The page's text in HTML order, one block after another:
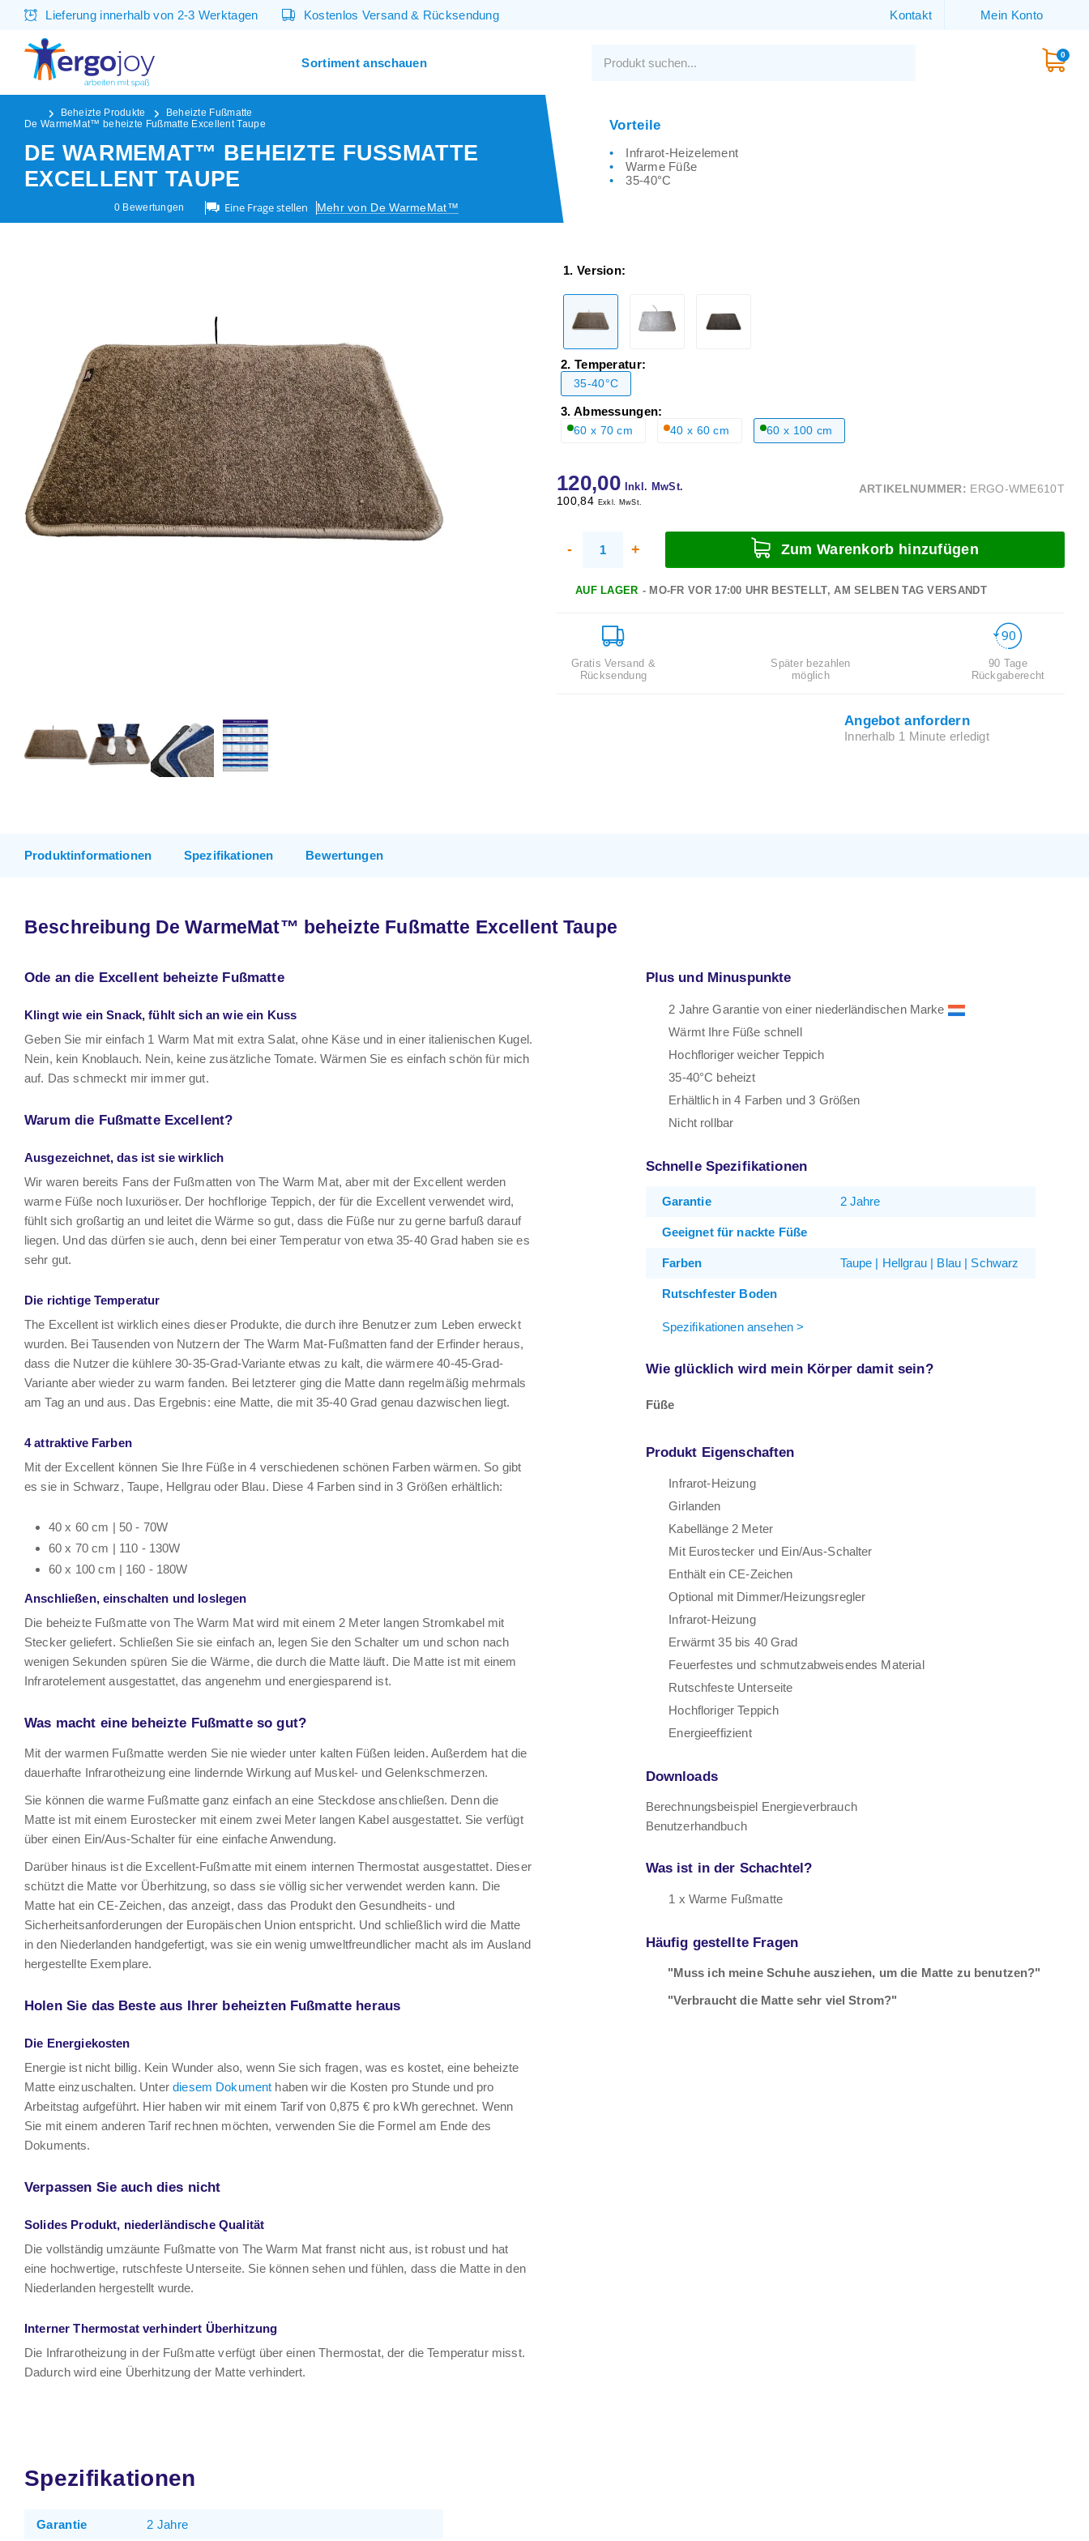
Lieferung innerhalb von 2-3 Werktagen Kostenlos Versand& Rücksendung Kontakt Mein Konto
Sortiment anschauen
0
Beheizte Produkte
Beheizte Fußmatte
De WarmeMat™ beheizte Fußmatte Excellent Taupe
DE WARMEMAT™ BEHEIZTE FUSSMATTE E
XCELLENT TAUPE
0 Bewertungen Eine Frage stellen Mehr von De WarmeMat™
Vorteile
Infrarot-Heizelement
Warme Füße
35-40°C
1. Version:
2. Temperatur:
35-40°C
3. Abmessungen:
60 x 70 cm 40 x 60 cm 60 x 100 cm
120,00
Inkl. MwSt.
100,84 Exkl. MwSt.
ARTIKELNUMMER: ERGO-WME610T
- + Zum Warenkorb hinzufügen
AUF LAGER - MO-FR VOR 17:00 UHR BESTELLT, AM SELBEN TAG VERSANDT
Gratis Versand &
Rücksendung
Später bezahlen
möglich
90 Tage
Rückgaberecht
Angebot anfordern
Innerhalb 1 Minute erledigt
Produktinformationen Spezifikationen Bewertungen
Beschreibung De WarmeMat™ beheizte Fußmatte Excellent Taupe
Ode an die Excellent beheizte Fußmatte
Klingt wie ein Snack, fühlt sich an wie ein Kuss
Geben Sie mir einfach 1 Warm Mat mit extra Salat, ohne Käse und in einer italienischen Kugel.
Nein, kein Knoblauch. Nein, keine zusätzliche Tomate. Wärmen Sie es einfach schön für mich
auf. Das schmeckt mir immer gut.
Warum die Fußmatte Excellent?
Ausgezeichnet, das ist sie wirklich
Wir waren bereits Fans der Fußmatten von The Warm Mat, aber mit der Excellent werden
warme Füße noch luxuriöser. Der hochflorige Teppich, der für die Excellent verwendet wird,
fühlt sich großartig an und leitet die Wärme so gut, dass die Füße nur zu gerne barfuß darauf
liegen. Und das dürfen sie auch, denn bei einer Temperatur von etwa 35-40 Grad haben sie es
sehr gut.
Die richtige Temperatur
The Excellent ist wirklich eines dieser Produkte, die durch ihre Benutzer zum Leben erweckt
wurden. Bei Tausenden von Nutzern der The Warm Mat-Fußmatten fand der Erfinder heraus,
dass die Nutzer die kühlere 30-35-Grad-Variante etwas zu kalt, die wärmere 40-45-Grad-
Variante aber wieder zu warm fanden. Bei letzterer ging die Matte dann regelmäßig mehrmals
am Tag an und aus. Das Ergebnis: eine Matte, die mit 35-40 Grad genau dazwischen liegt.
4 attraktive Farben
Mit der Excellent können Sie Ihre Füße in 4 verschiedenen schönen Farben wärmen. So gibt
es sie in Schwarz, Taupe, Hellgrau oder Blau. Diese 4 Farben sind in 3 Größen erhältlich:
40 x 60 cm | 50 - 70W
60 x 70 cm | 110 - 130W
60 x 100 cm | 160 - 180W
Anschließen, einschalten und loslegen
Die beheizte Fußmatte von The Warm Mat wird mit einem 2 Meter langen Stromkabel mit
Stecker geliefert. Schließen Sie sie einfach an, legen Sie den Schalter um und schon nach
wenigen Sekunden spüren Sie die Wärme, die durch die Matte läuft. Die Matte ist mit einem
Infrarotelement ausgestattet, das angenehm und energiesparend ist.
Was macht eine beheizte Fußmatte so gut?
Mit der warmen Fußmatte werden Sie nie wieder unter kalten Füßen leiden. Außerdem hat die
dauerhafte Infrarotheizung eine lindernde Wirkung auf Muskel- und Gelenkschmerzen.
Sie können die warme Fußmatte ganz einfach an eine Steckdose anschließen. Denn die
Matte ist mit einem Eurostecker mit einem zwei Meter langen Kabel ausgestattet. Sie verfügt
über einen Ein/Aus-Schalter für eine einfache Anwendung.
Darüber hinaus ist die Excellent-Fußmatte mit einem internen Thermostat ausgestattet. Dieser
schützt die Matte vor Überhitzung, so dass sie völlig sicher verwendet werden kann. Die
Matte hat ein CE-Zeichen, das anzeigt, dass das Produkt den Gesundheits- und
Sicherheitsanforderungen der Europäischen Union entspricht. Und schließlich wird die Matte
in den Niederlanden handgefertigt, was sie ein wenig umweltfreundlicher macht als im Ausland
hergestellte Exemplare.
Holen Sie das Beste aus Ihrer beheizten Fußmatte heraus
Die Energiekosten
Energie ist nicht billig. Kein Wunder also, wenn Sie sich fragen, was es kostet, eine beheizte
Matte einzuschalten. Unterdiesem Dokument haben wir die Kosten pro Stunde und pro
Arbeitstag aufgeführt. Hier haben wir mit einem Tarif von 0,875 € pro kWh gerechnet. Wenn
Sie mit einem anderen Tarif rechnen möchten, verwenden Sie die Formel am Ende des
Dokuments.
Verpassen Sie auch dies nicht
Solides Produkt, niederländische Qualität
Die vollständig umzäunte Fußmatte von The Warm Mat franst nicht aus, ist robust und hat
eine hochwertige, rutschfeste Unterseite. Sie können sehen und fühlen, dass die Matte in den
Niederlanden hergestellt wurde.
Interner Thermostat verhindert Überhitzung
Die Infrarotheizung in der Fußmatte verfügt über einen Thermostat, der die Temperatur misst.
Dadurch wird eine Überhitzung der Matte verhindert.
Plus und Minuspunkte
2 Jahre Garantie von einer niederländischen Marke
Wärmt Ihre Füße schnell
Hochfloriger weicher Teppich
35-40°C beheizt
Erhältlich in 4 Farben und 3 Größen
Nicht rollbar
Schnelle Spezifikationen
Garantie 2 Jahre
Geeignet für nackte Füße
Farben Taupe | Hellgrau | Blau | Schwarz
Rutschfester Boden
Spezifikationen ansehen >
Wie glücklich wird mein Körper damit sein?
Füße
Produkt Eigenschaften
Infrarot-Heizung
Girlanden
Kabellänge 2 Meter
Mit Eurostecker und Ein/Aus-Schalter
Enthält ein CE-Zeichen
Optional mit Dimmer/Heizungsregler
Infrarot-Heizung
Erwärmt 35 bis 40 Grad
Feuerfestes und schmutzabweisendes Material
Rutschfeste Unterseite
Hochfloriger Teppich
Energieeffizient
Downloads
Berechnungsbeispiel Energieverbrauch
Benutzerhandbuch
Was ist in der Schachtel?
1 x Warme Fußmatte
Häufig gestellte Fragen
"Muss ich meine Schuhe ausziehen, um die Matte zu benutzen?"
"Verbraucht die Matte sehr viel Strom?"
Spezifikationen
Garantie 2 Jahre